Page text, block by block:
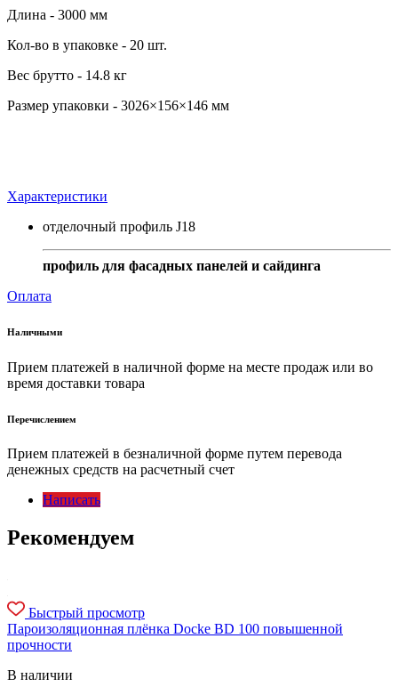
Длина - 3000 мм
Кол-во в упаковке - 20 шт.
Вес брутто - 14.8 кг
Размер упаковки - 3026×156×146 мм
Характеристики
отделочный профиль J18
профиль для фасадных панелей и сайдинга
Оплата
Наличными
Прием платежей в наличной форме на месте продаж или во
время доставки товара
Перечислением
Прием платежей в безналичной форме путем перевода
денежных средств на расчетный счет
Написать
Рекомендуем
Быстрый просмотр
Пароизоляционная плёнка Docke BD 100 повышенной
прочности
В наличии